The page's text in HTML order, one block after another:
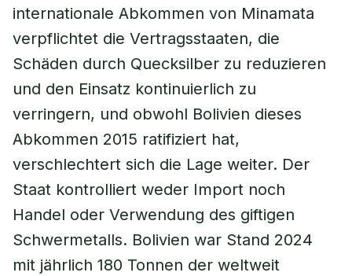
internationale Abkommen von Minamata
verpflichtet die Vertragsstaaten, die
Schäden durch Quecksilber zu reduzieren
und den Einsatz kontinuierlich zu
verringern, und obwohl Bolivien dieses
Abkommen 2015 ratifiziert hat,
verschlechtert sich die Lage weiter. Der
Staat kontrolliert weder Import noch
Handel oder Verwendung des giftigen
Schwermetalls. Bolivien war Stand 2024
mit jährlich 180 Tonnen der weltweit